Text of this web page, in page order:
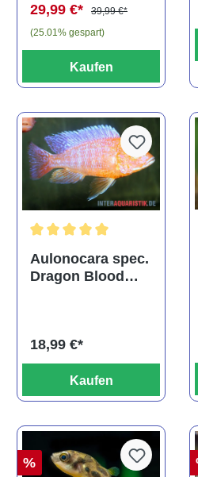
29,99 €*
39,99 €*
(25.01% gespart)
Kaufen
Durchschnittliche Bewertung
Aulonocara spec.
Dragon Blood
18,99 €*
Kaufen
%